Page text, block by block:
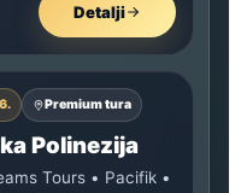
Detalji
Premium tura
Polinezija
Tours • Pacifik •